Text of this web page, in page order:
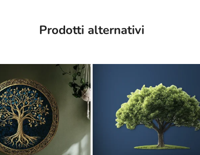
Prodotti alternativi